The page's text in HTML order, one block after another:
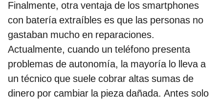
Finalmente, otra ventaja de los smartphones
con batería extraíbles es que las personas no
gastaban mucho en reparaciones.
Actualmente, cuando un teléfono presenta
problemas de autonomía, la mayoría lo lleva a
un técnico que suele cobrar altas sumas de
dinero por cambiar la pieza dañada. Antes solo